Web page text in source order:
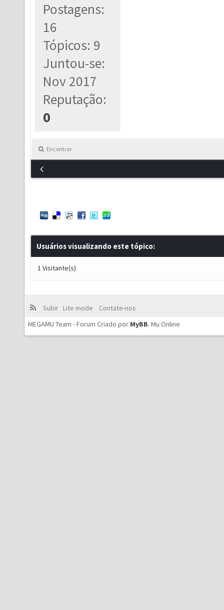
Postagens:
16
Tópicos: 9
Juntou-se:
Nov 2017
Reputação:
0
Encontrar
Usuários visualizando este tópico:
1 Visitante(s)
Subir Lite mode
Contate-nos
MEGAMU Team - Forum Criado por MyBB. Mu Online